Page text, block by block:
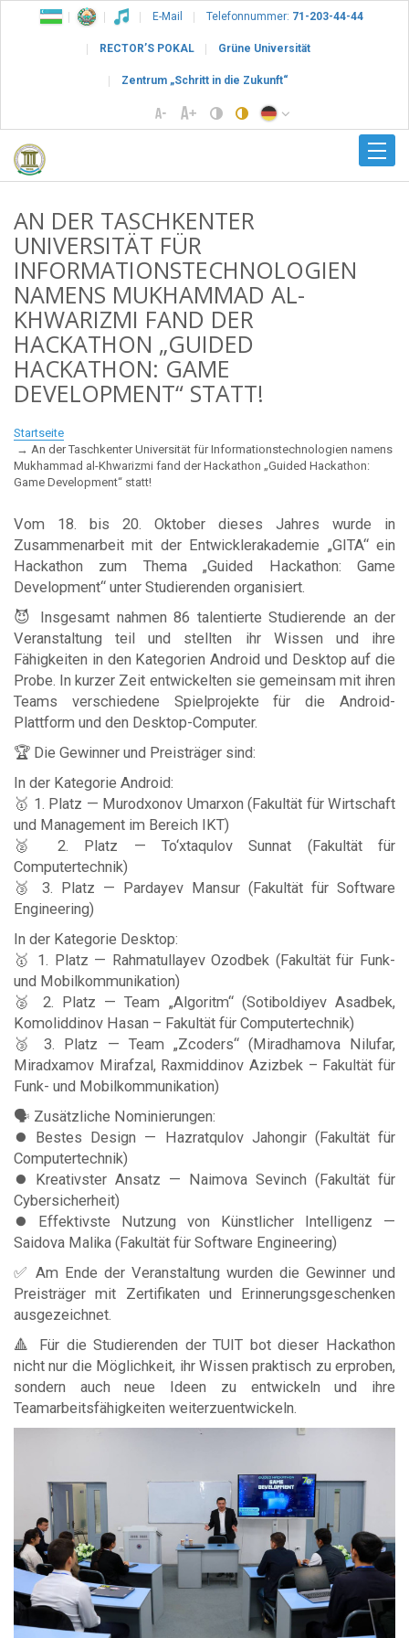
E-Mail Telefonnummer: 71-203-44-44
RECTOR’S POKAL Grüne Universität
Zentrum „Schritt in die Zukunft“
AN DER TASCHKENTER
UNIVERSITÄT FÜR
INFORMATIONSTECHNOLOGIEN
NAMENS MUKHAMMAD AL-
KHWARIZMI FAND DER
HACKATHON „GUIDED
HACKATHON: GAME
DEVELOPMENT“ STATT!
Startseite
An der Taschkenter Universität für Informationstechnologien namens
Mukhammad al-Khwarizmi fand der Hackathon „Guided Hackathon:
Game Development“ statt!
Vom 18. bis 20. Oktober dieses Jahres wurde in
Zusammenarbeit mit der Entwicklerakademie „GITA“ ein
Hackathon zum Thema „Guided Hackathon: Game
Development“ unter Studierenden organisiert.
😈 Insgesamt nahmen 86 talentierte Studierende an der
Veranstaltung teil und stellten ihr Wissen und ihre
Fähigkeiten in den Kategorien Android und Desktop auf die
Probe. In kurzer Zeit entwickelten sie gemeinsam mit ihren
Teams verschiedene Spielprojekte für die Android-
Plattform und den Desktop-Computer.
🏆 Die Gewinner und Preisträger sind:
In der Kategorie Android:
🥇 1. Platz — Murodxonov Umarxon (Fakultät für Wirtschaft
und Management im Bereich IKT)
🥈 2. Platz — To‘xtaqulov Sunnat (Fakultät für
Computertechnik)
🥉 3. Platz — Pardayev Mansur (Fakultät für Software
Engineering)
In der Kategorie Desktop:
🥇 1. Platz — Rahmatullayev Ozodbek (Fakultät für Funk-
und Mobilkommunikation)
🥈 2. Platz — Team „Algoritm“ (Sotiboldiyev Asadbek,
Komoliddinov Hasan – Fakultät für Computertechnik)
🥉 3. Platz — Team „Zcoders“ (Miradhamova Nilufar,
Miradxamov Mirafzal, Raxmiddinov Azizbek – Fakultät für
Funk- und Mobilkommunikation)
🗣 Zusätzliche Nominierungen:
⏺️ Bestes Design — Hazratqulov Jahongir (Fakultät für
Computertechnik)
⏺️ Kreativster Ansatz — Naimova Sevinch (Fakultät für
Cybersicherheit)
⏺️ Effektivste Nutzung von Künstlicher Intelligenz —
Saidova Malika (Fakultät für Software Engineering)
✅ Am Ende der Veranstaltung wurden die Gewinner und
Preisträger mit Zertifikaten und Erinnerungsgeschenken
ausgezeichnet.
🔺 Für die Studierenden der TUIT bot dieser Hackathon
nicht nur die Möglichkeit, ihr Wissen praktisch zu erproben,
sondern auch neue Ideen zu entwickeln und ihre
Teamarbeitsfähigkeiten weiterzuentwickeln.